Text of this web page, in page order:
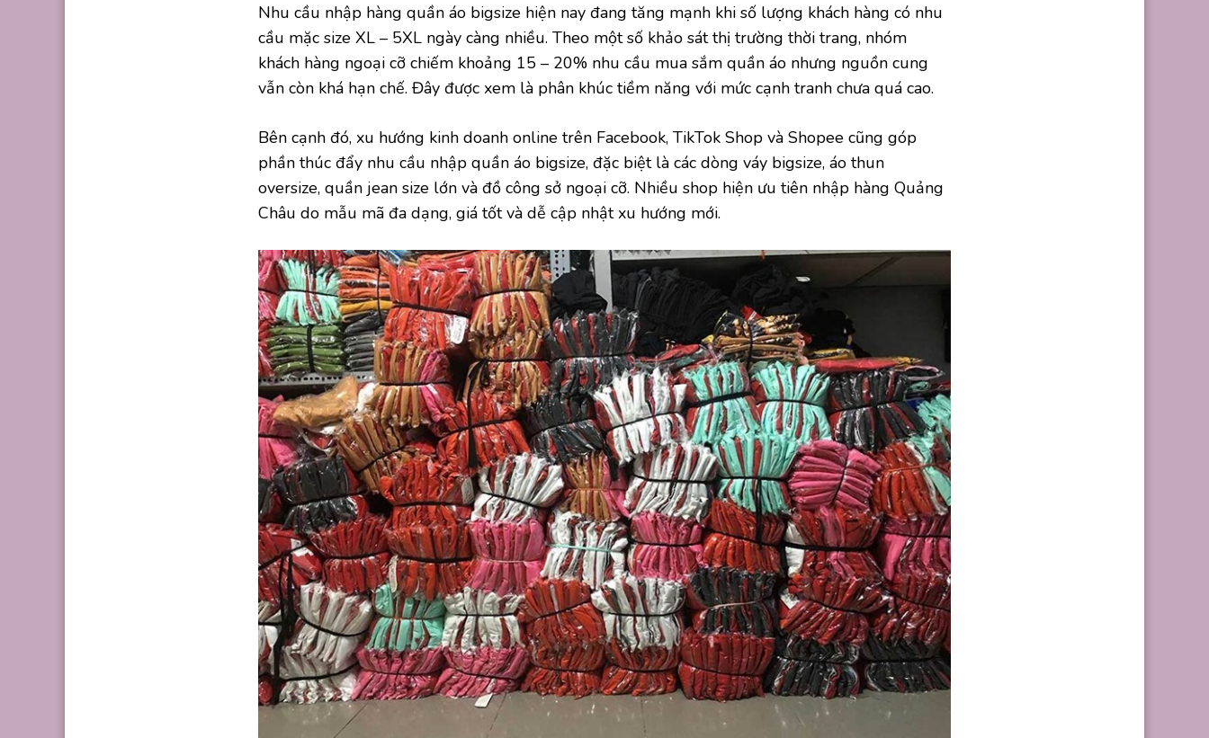
Nhu cầu nhập hàng quần áo bigsize hiện nay đang tăng mạnh khi số lượng khách hàng có nhu
cầu mặc size XL – 5XL ngày càng nhiều. Theo một số khảo sát thị trường thời trang, nhóm
khách hàng ngoại cỡ chiếm khoảng 15 – 20% nhu cầu mua sắm quần áo nhưng nguồn cung
vẫn còn khá hạn chế. Đây được xem là phân khúc tiềm năng với mức cạnh tranh chưa quá cao.
Bên cạnh đó, xu hướng kinh doanh online trên Facebook, TikTok Shop và Shopee cũng góp
phần thúc đẩy nhu cầu nhập quần áo bigsize, đặc biệt là các dòng váy bigsize, áo thun
oversize, quần jean size lớn và đồ công sở ngoại cỡ. Nhiều shop hiện ưu tiên nhập hàng Quảng
Châu do mẫu mã đa dạng, giá tốt và dễ cập nhật xu hướng mới.